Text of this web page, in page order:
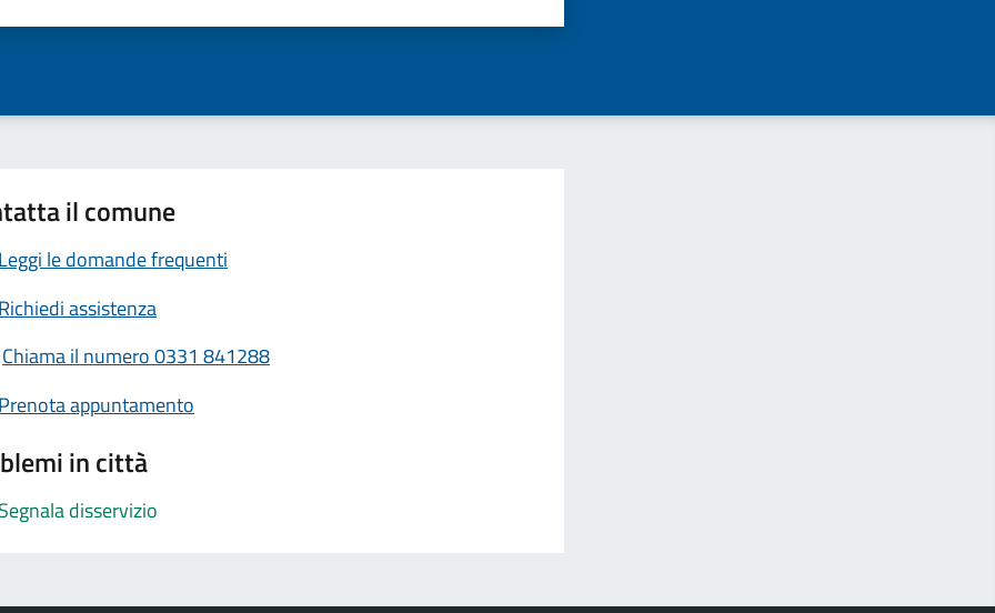
il comune
Leggi le domande frequenti
Richiedi assistenza
Chiama il numero 0331 841288
Prenota appuntamento
in città
Segnala disservizio